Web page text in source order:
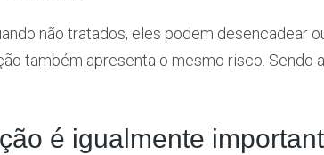
não tratados, eles podem desencadear
também apresenta o mesmo risco. Sendo
é igualmente